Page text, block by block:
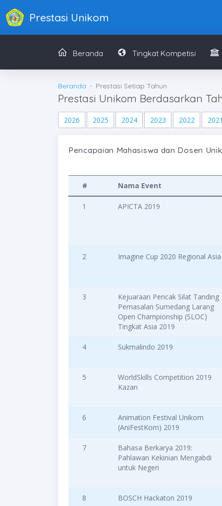
Prestasi Unikom
Beranda Tingkat Kompetisi
Beranda Prestasi Setiap Tahun
Prestasi Unikom Berdasarkan
2026 2025 2024 2023 2022
Pencapaian Mahasiswa dan Dosen
# Nama Event
1 APICTA 2019
2 Imagine Cup 2020 Regional Asia
3
Kejuaraan Pencak Silat Tanding
Pemasalan Sumedang Larang
Open Championship (SLOC)
Tingkat Asia 2019
4 Sukmalindo 2019
5
WorldSkills Competition 2019
Kazan
6
Animation Festival Unikom
(AniFestKom) 2019
7
Bahasa Berkarya 2019:
Pahlawan Kekinian Mengabdi
untuk Negeri
8 BOSCH Hackaton 2019